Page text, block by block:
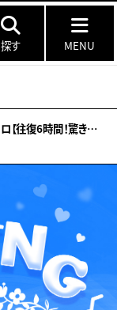
探す MENU
所さんのそこんトコロ【往復6時間！驚きの遠距離通学！&amp;型破りアーティスト】